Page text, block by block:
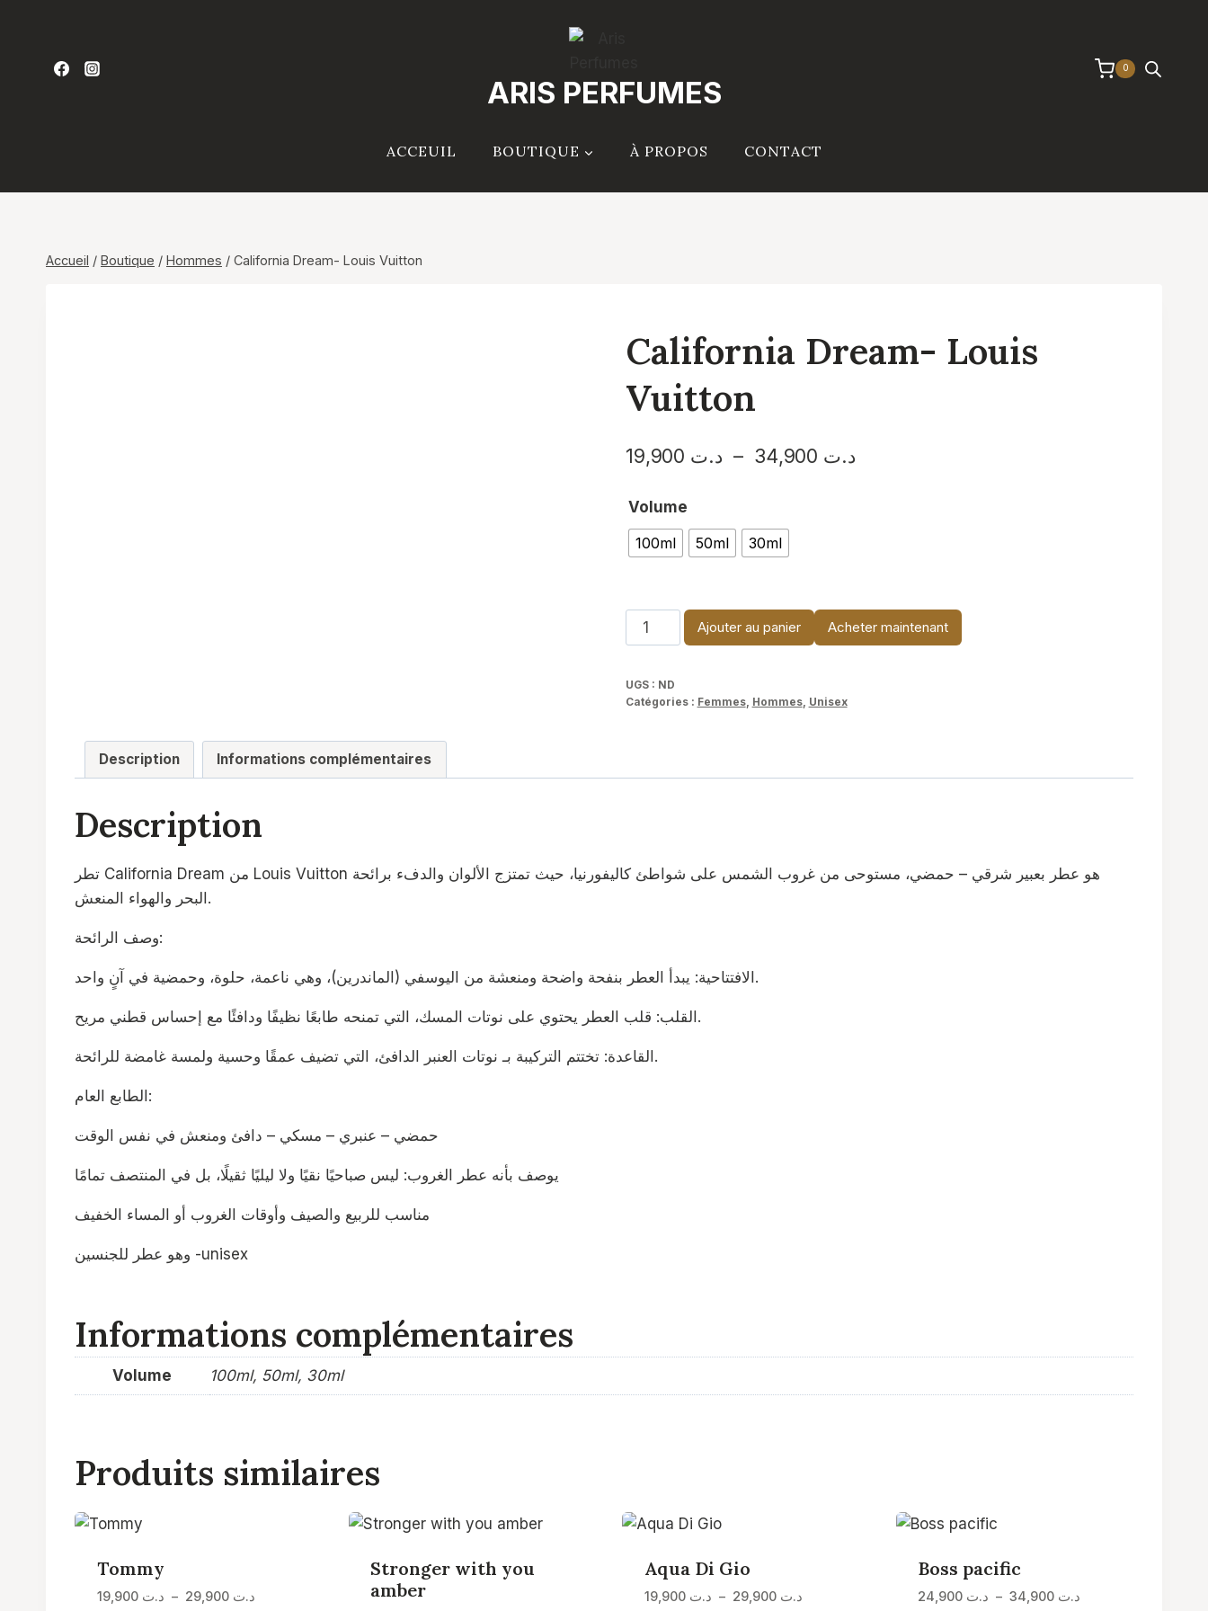
contenu
ARIS PERFUMES
0
ACCEUIL BOUTIQUE À PROPOS CONTACT
Accueil / Boutique / Hommes / California Dream- Louis Vuitton
California Dream- Louis
Vuitton
د.ت – د.تPlage
د.ت 34,900
Volume
100ml
50ml 30ml
quantité
de
Dream-
Ajouter au panier Acheter maintenant
UGS : ND
Catégories : Femmes, Hommes, Unisex
Description Informations complémentaires
Description
تطر California Dream من Louis Vuitton هو عطر بعبير شرقي – حمضي، مستوحى من غروب الشمس على شواطئ كاليفورنيا، حيث تمتزج الألوان والدفء برائحة
البحر والهواء المنعش.
وصف الرائحة:
الافتتاحية: يبدأ العطر بنفحة واضحة ومنعشة من اليوسفي (الماندرين)، وهي ناعمة، حلوة، وحمضية في آنٍ واحد.
القلب: قلب العطر يحتوي على نوتات المسك، التي تمنحه طابعًا نظيفًا ودافئًا مع إحساس قطني مريح.
القاعدة: تختتم التركيبة بـ نوتات العنبر الدافئ، التي تضيف عمقًا وحسية ولمسة غامضة للرائحة.
الطابع العام:
حمضي – عنبري – مسكي – دافئ ومنعش في نفس الوقت
يوصف بأنه عطر الغروب: ليس صباحيًا نقيًا ولا ليليًا ثقيلًا، بل في المنتصف تمامًا
مناسب للربيع والصيف وأوقات الغروب أو المساء الخفيف
وهو عطر للجنسين -unisex
Informations complémentaires
Volume 100ml, 50ml, 30ml
Produits similaires
Tommy
د.ت 19,900 – د.ت 29,900
Plage
Stronger with you
amber
Aqua Di Gio
د.ت 19,900 – د.ت 29,900
Plage
Boss pacific
د.ت – د.ت